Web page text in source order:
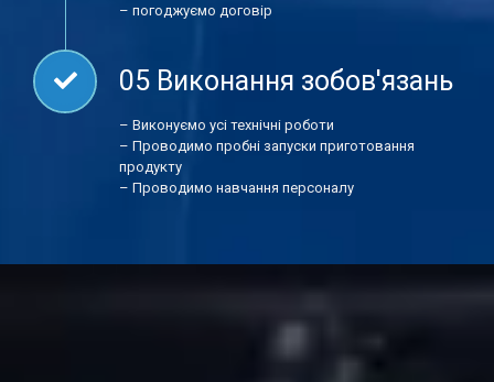
– погоджуємо договір
05 Виконання зобов'язань
– Виконуємо усі технічні роботи
– Проводимо пробні запуски приготовання
продукту
– Проводимо навчання персоналу